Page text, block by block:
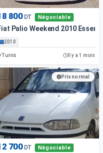
800 DT Négociable
Palio Weekend 2010
2010
Tunis Il y a 1 mois
Prix normal
700 DT Négociable